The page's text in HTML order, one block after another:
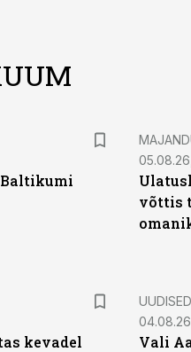
Baltikumi
võttis
kevadel
UUDISED
Vali